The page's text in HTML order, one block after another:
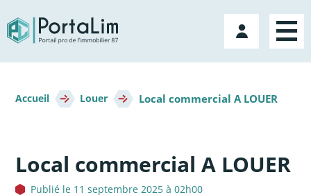
directement
au
contenu
Mon
compte
d'Ariane
Accueil Louer Local commercial A LOUER
Local commercial A LOUER
Publié le 11 septembre 2025 à 02h00